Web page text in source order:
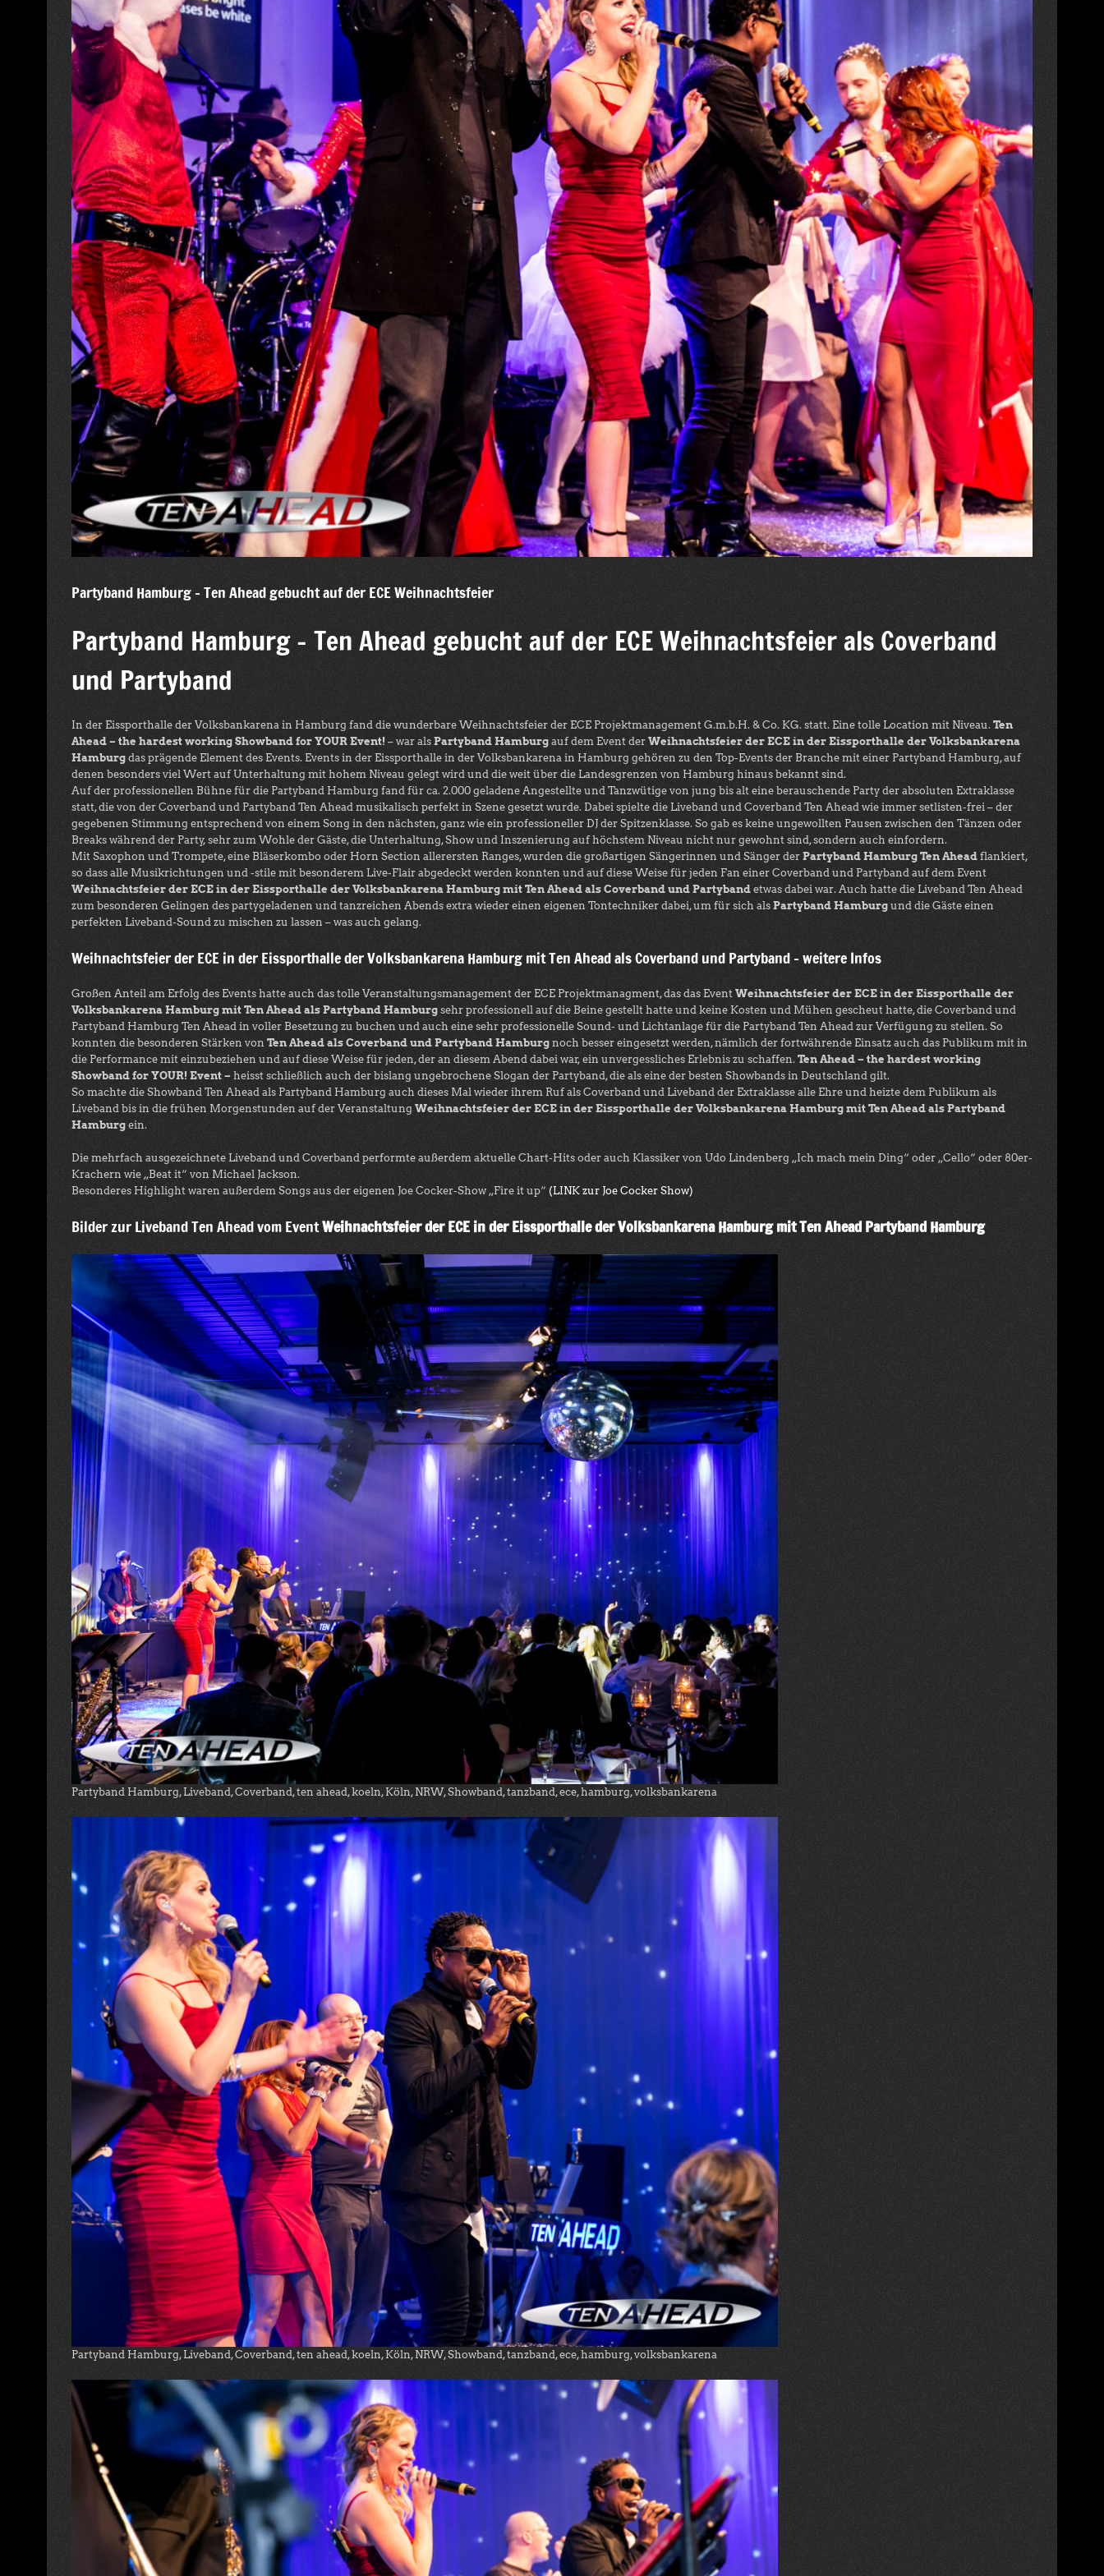
Partyband Hamburg – Ten Ahead gebucht auf der ECE Weihnachtsfeier
Partyband Hamburg – Ten Ahead gebucht auf der ECE Weihnachtsfeier als Coverband
und Partyband
In der Eissporthalle der Volksbankarena in Hamburg fand die wunderbare Weihnachtsfeier der ECE Projektmanagement G.m.b.H. & Co. KG. statt. Eine tolle Location mit Niveau. Ten
Ahead – the hardest working Showband for YOUR Event! – war als Partyband Hamburg auf dem Event der Weihnachtsfeier der ECE in der Eissporthalle der Volksbankarena
Hamburg das prägende Element des Events. Events in der Eissporthalle in der Volksbankarena in Hamburg gehören zu den Top-Events der Branche mit einer Partyband Hamburg, auf
denen besonders viel Wert auf Unterhaltung mit hohem Niveau gelegt wird und die weit über die Landesgrenzen von Hamburg hinaus bekannt sind.
Auf der professionellen Bühne für die Partyband Hamburg fand für ca. 2.000 geladene Angestellte und Tanzwütige von jung bis alt eine berauschende Party der absoluten Extraklasse
statt, die von der Coverband und Partyband Ten Ahead musikalisch perfekt in Szene gesetzt wurde. Dabei spielte die Liveband und Coverband Ten Ahead wie immer setlisten-frei – der
gegebenen Stimmung entsprechend von einem Song in den nächsten, ganz wie ein professioneller DJ der Spitzenklasse. So gab es keine ungewollten Pausen zwischen den Tänzen oder
Breaks während der Party, sehr zum Wohle der Gäste, die Unterhaltung, Show und Inszenierung auf höchstem Niveau nicht nur gewohnt sind, sondern auch einfordern.
Mit Saxophon und Trompete, eine Bläserkombo oder Horn Section allerersten Ranges, wurden die großartigen Sängerinnen und Sänger der Partyband Hamburg Ten Ahead flankiert,
so dass alle Musikrichtungen und -stile mit besonderem Live-Flair abgedeckt werden konnten und auf diese Weise für jeden Fan einer Coverband und Partyband auf dem Event
Weihnachtsfeier der ECE in der Eissporthalle der Volksbankarena Hamburg mit Ten Ahead als Coverband und Partyband etwas dabei war. Auch hatte die Liveband Ten Ahead
zum besonderen Gelingen des partygeladenen und tanzreichen Abends extra wieder einen eigenen Tontechniker dabei, um für sich als Partyband Hamburg und die Gäste einen
perfekten Liveband-Sound zu mischen zu lassen – was auch gelang.
Weihnachtsfeier der ECE in der Eissporthalle der Volksbankarena Hamburg mit Ten Ahead als Coverband und Partyband – weitere Infos
Großen Anteil am Erfolg des Events hatte auch das tolle Veranstaltungsmanagement der ECE Projektmanagment, das das Event Weihnachtsfeier der ECE in der Eissporthalle der
Volksbankarena Hamburg mit Ten Ahead als Partyband Hamburg sehr professionell auf die Beine gestellt hatte und keine Kosten und Mühen gescheut hatte, die Coverband und
Partyband Hamburg Ten Ahead in voller Besetzung zu buchen und auch eine sehr professionelle Sound- und Lichtanlage für die Partyband Ten Ahead zur Verfügung zu stellen. So
konnten die besonderen Stärken von Ten Ahead als Coverband und Partyband Hamburg noch besser eingesetzt werden, nämlich der fortwährende Einsatz auch das Publikum mit in
die Performance mit einzubeziehen und auf diese Weise für jeden, der an diesem Abend dabei war, ein unvergessliches Erlebnis zu schaffen. Ten Ahead – the hardest working
Showband for YOUR! Event – heisst schließlich auch der bislang ungebrochene Slogan der Partyband, die als eine der besten Showbands in Deutschland gilt.
So machte die Showband Ten Ahead als Partyband Hamburg auch dieses Mal wieder ihrem Ruf als Coverband und Liveband der Extraklasse alle Ehre und heizte dem Publikum als
Liveband bis in die frühen Morgenstunden auf der Veranstaltung Weihnachtsfeier der ECE in der Eissporthalle der Volksbankarena Hamburg mit Ten Ahead als Partyband
Hamburg ein.
Die mehrfach ausgezeichnete Liveband und Coverband performte außerdem aktuelle Chart-Hits oder auch Klassiker von Udo Lindenberg „Ich mach mein Ding“ oder „Cello“ oder 80er-
Krachern wie „Beat it“ von Michael Jackson.
Besonderes Highlight waren außerdem Songs aus der eigenen Joe Cocker-Show „Fire it up“ (LINK zur Joe Cocker Show)
Bilder zur Liveband Ten Ahead vom EventWeihnachtsfeier der ECE in der Eissporthalle der Volksbankarena Hamburg mit Ten Ahead Partyband Hamburg
Partyband Hamburg, Liveband, Coverband, ten ahead, koeln, Köln, NRW, Showband, tanzband, ece, hamburg, volksbankarena
Partyband Hamburg, Liveband, Coverband, ten ahead, koeln, Köln, NRW, Showband, tanzband, ece, hamburg, volksbankarena